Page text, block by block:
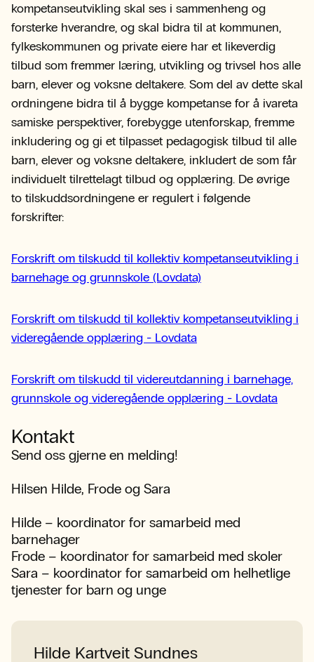
kompetanseutvikling skal ses i sammenheng og
forsterke hverandre, og skal bidra til at kommunen,
fylkeskommunen og private eiere har et likeverdig
tilbud som fremmer læring, utvikling og trivsel hos alle
barn, elever og voksne deltakere. Som del av dette skal
ordningene bidra til å bygge kompetanse for å ivareta
samiske perspektiver, forebygge utenforskap, fremme
inkludering og gi et tilpasset pedagogisk tilbud til alle
barn, elever og voksne deltakere, inkludert de som får
individuelt tilrettelagt tilbud og opplæring. De øvrige
to tilskuddsordningene er regulert i følgende
forskrifter:
Forskrift om tilskudd til kollektiv kompetanseutvikling i
barnehage og grunnskole (Lovdata)
Forskrift om tilskudd til kollektiv kompetanseutvikling i
videregående opplæring - Lovdata
Forskrift om tilskudd til videreutdanning i barnehage,
grunnskole og videregående opplæring - Lovdata
Kontakt
Send oss gjerne en melding!
Hilsen Hilde, Frode og Sara
Hilde – koordinator for samarbeid med
barnehager
Frode – koordinator for samarbeid med skoler
Sara – koordinator for samarbeid om helhetlige
tjenester for barn og unge
Hilde Kartveit Sundnes